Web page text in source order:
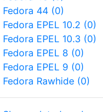
Fedora 44 (0)
Fedora EPEL 10.2 (0)
Fedora EPEL 10.3 (0)
Fedora EPEL 8 (0)
Fedora EPEL 9 (0)
Fedora Rawhide (0)